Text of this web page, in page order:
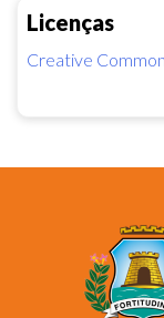
Licenças
Creative